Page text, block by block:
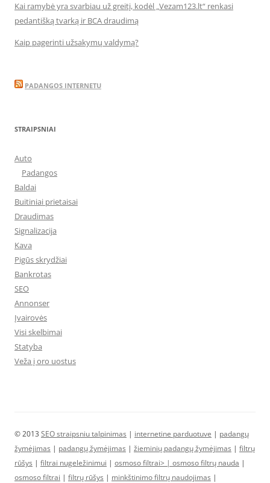
Kai ramybė yra svarbiau už greitį, kodėl „Vezam123.lt“ renkasi
pedantišką tvarką ir BCA draudimą
Kaip pagerinti užsakymų valdymą?
PADANGOS INTERNETU
STRAIPSNIAI
Auto
Padangos
Baldai
Buitiniai prietaisai
Draudimas
Signalizacija
Kava
Pigūs skrydžiai
Bankrotas
SEO
Annonser
Įvairovės
Visi skelbimai
Statyba
Veža į oro uostus
© 2013 SEO straipsniu talpinimas | internetine parduotuve | padangų
žymėjimas | padangų žymėjimas | žieminių padangų žymėjimas | filtrų
rūšys | filtrai nugeležinimui | osmoso filtrai> | osmoso filtrų nauda |
osmoso filtrai | filtrų rūšys | minkštinimo filtrų naudojimas |